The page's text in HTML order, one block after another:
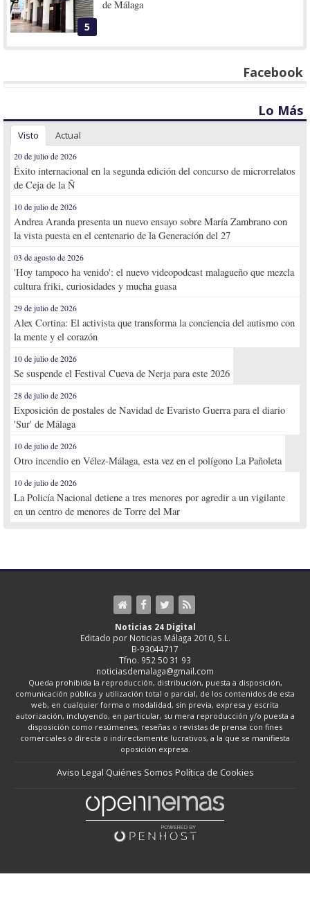
5
de Málaga
Facebook
Lo Más
Visto Actual
20 de julio de 2026
Éxito internacional en la segunda edición del concurso de microrrelatos
de Ceja de la Ñ
10 de julio de 2026
Andrea Aranda presenta un nuevo ensayo sobre María Zambrano con
la vista puesta en el centenario de la Generación del 27
03 de agosto de 2026
'Hoy tampoco ha venido': el nuevo videopodcast malagueño que mezcla
cultura friki, curiosidades y mucha guasa
29 de julio de 2026
Alex Cortina: El activista que transforma la conciencia del autismo con
la mente y el corazón
10 de julio de 2026
Se suspende el Festival Cueva de Nerja para este 2026
28 de julio de 2026
Exposición de postales de Navidad de Evaristo Guerra para el diario
'Sur' de Málaga
10 de julio de 2026
Otro incendio en Vélez-Málaga, esta vez en el polígono La Pañoleta
10 de julio de 2026
La Policía Nacional detiene a tres menores por agredir a un vigilante
en un centro de menores de Torre del Mar
Noticias 24 Digital
Editado por Noticias Málaga 2010, S.L.
B-93044717
Tfno. 952 50 31 93
noticiasdemalaga@gmail.com
Queda prohibida la reproducción, distribución, puesta a disposición,
comunicación pública y utilización total o parcial, de los contenidos de esta
web, en cualquier forma o modalidad, sin previa, expresa y escrita
autorización, incluyendo, en particular, su mera reproducción y/o puesta a
disposición como resúmenes, reseñas o revistas de prensa con fines
comerciales o directa o indirectamente lucrativos, a la que se manifiesta
oposición expresa.
Aviso Legal Quiénes Somos Política de Cookies